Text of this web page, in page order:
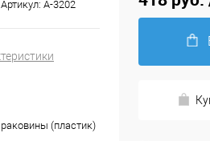
Артикул: А-3202
(пластик)